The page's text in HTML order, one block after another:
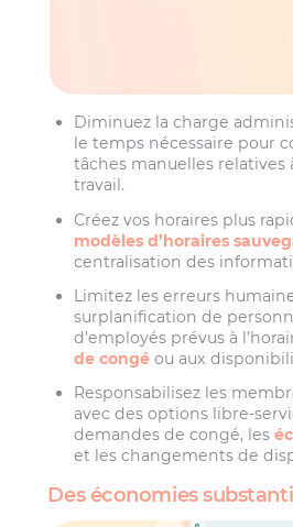
Diminuez la charge
le temps nécessaire pour
tâches manuelles relatives
travail.
Créez vos horaires plus
modèles d’horaires
centralisation des
Limitez les erreurs
surplanification de
d’employés prévus à
de congé ou aux
Responsabilisez les
avec des options libre-
demandes de congé, les
et les changements de
Des économies